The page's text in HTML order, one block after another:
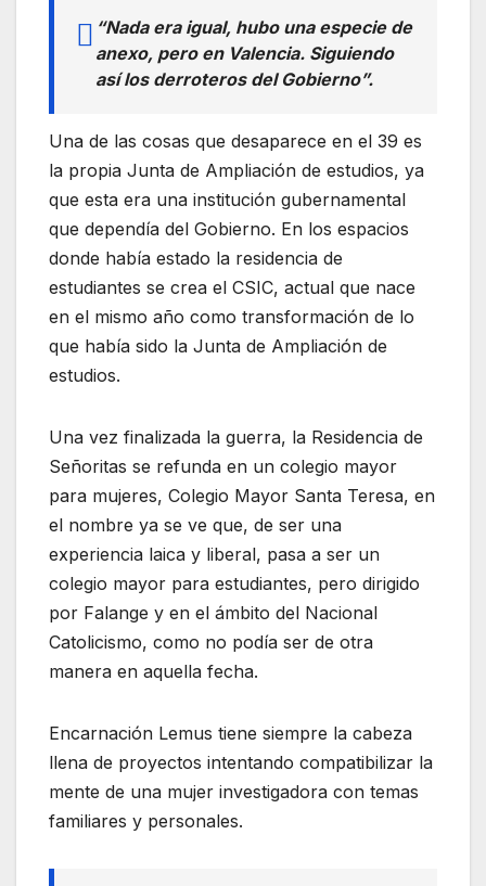
“Nada era igual, hubo una especie de
anexo, pero en Valencia. Siguiendo
así los derroteros del Gobierno”.
Una de las cosas que desaparece en el 39 es
la propia Junta de Ampliación de estudios, ya
que esta era una institución gubernamental
que dependía del Gobierno. En los espacios
donde había estado la residencia de
estudiantes se crea el CSIC, actual que nace
en el mismo año como transformación de lo
que había sido la Junta de Ampliación de
estudios.
Una vez finalizada la guerra, la Residencia de
Señoritas se refunda en un colegio mayor
para mujeres, Colegio Mayor Santa Teresa, en
el nombre ya se ve que, de ser una
experiencia laica y liberal, pasa a ser un
colegio mayor para estudiantes, pero dirigido
por Falange y en el ámbito del Nacional
Catolicismo, como no podía ser de otra
manera en aquella fecha.
Encarnación Lemus tiene siempre la cabeza
llena de proyectos intentando compatibilizar la
mente de una mujer investigadora con temas
familiares y personales.